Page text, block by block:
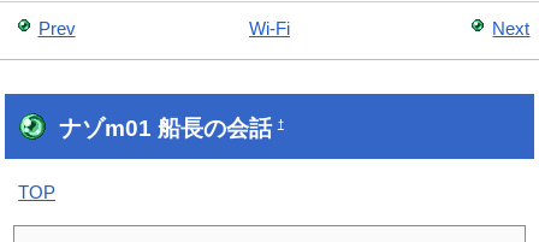
Prev Next
Wi-Fi
ナゾm01 船長の会話†
TOP